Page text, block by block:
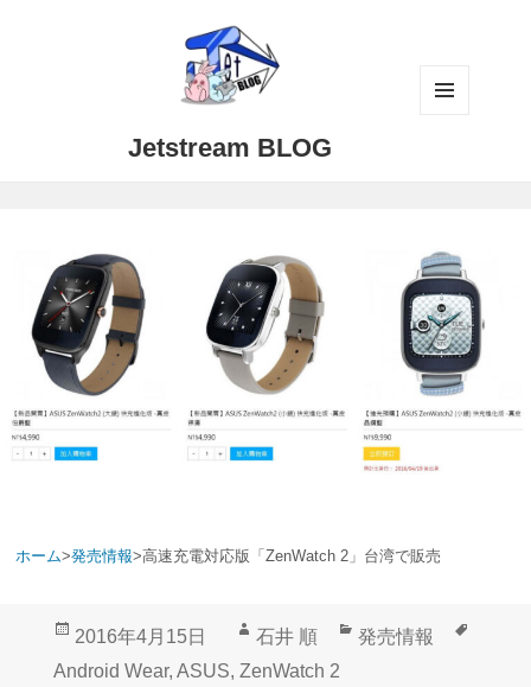
Jetstream BLOG
ホーム>発売情報>高速充電対応版「ZenWatch 2」台湾で販売
投
稿
2016年4月15日
作
成
石井 順
カ
発売情報
Android Wear, ASUS, ZenWatch 2